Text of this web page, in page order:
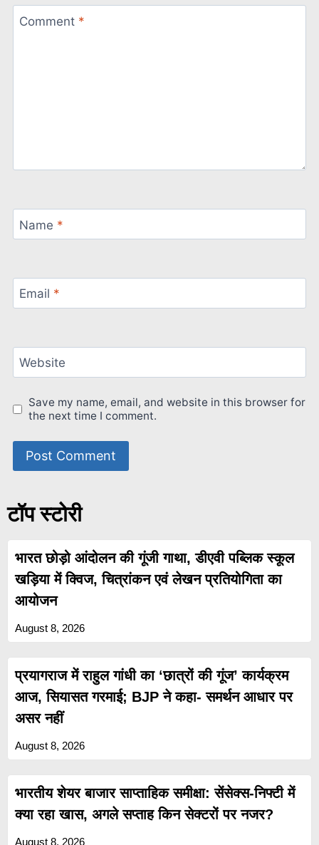
Comment *
Name *
Email *
Website
Save my name, email, and website in this browser for
the next time I comment.
टॉप स्टोरी
भारत छोड़ो आंदोलन की गूंजी गाथा, डीएवी पब्लिक स्कूल
खड़िया में क्विज, चित्रांकन एवं लेखन प्रतियोगिता का
आयोजन
August 8, 2026
प्रयागराज में राहुल गांधी का ‘छात्रों की गूंज’ कार्यक्रम
आज, सियासत गरमाई; BJP ने कहा- समर्थन आधार पर
असर नहीं
August 8, 2026
भारतीय शेयर बाजार साप्ताहिक समीक्षा: सेंसेक्स-निफ्टी में
क्या रहा खास, अगले सप्ताह किन सेक्टरों पर नजर?
August 8, 2026